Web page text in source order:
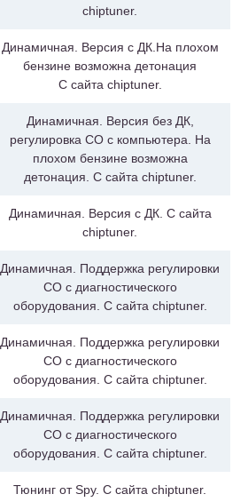
chiptuner.
Динамичная. Версия с ДК.На плохом
бензине возможна детонация
С сайта chiptuner.
Динамичная. Версия без ДК,
регулировка СО с компьютера. На
плохом бензине возможна
детонация. С сайта chiptuner.
Динамичная. Версия с ДК. С сайта
chiptuner.
Динамичная. Поддержка регулировки
СО с диагностического
оборудования. С сайта chiptuner.
Динамичная. Поддержка регулировки
СО с диагностического
оборудования. С сайта chiptuner.
Динамичная. Поддержка регулировки
СО с диагностического
оборудования. С сайта chiptuner.
Тюнинг от Spy. С сайта chiptuner.